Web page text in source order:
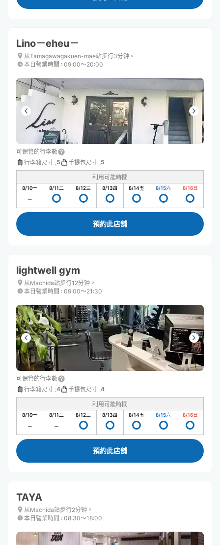
Lino－eheu－
从Tamagawagakuen-mae站步行3分钟。
本日營業時間 : 09:00〜20:00
可保管的行李數
行李箱尺寸 :5 手提包尺寸 :5
利用可能時間
8/10一 8/11二 8/12三 8/13四 8/14五 8/15六 8/16日
預約此店舖
lightwell gym
从Machida站步行12分钟。
本日營業時間 : 09:00〜21:30
可保管的行李數
行李箱尺寸 :4 手提包尺寸 :4
利用可能時間
8/10一 8/11二 8/12三 8/13四 8/14五 8/15六 8/16日
預約此店舖
TAYA
从Machida站步行2分钟。
本日營業時間 : 08:30〜18:00